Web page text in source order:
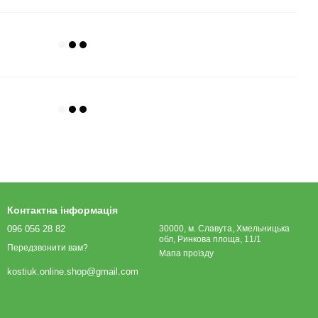
Контактна інформація
096 056 28 82
Передзвонити вам?
kostiuk.online.shop@gmail.com
30000, м. Славута, Хмельницька
обл, Ринкова площа, 11/1
Мапа проїзду